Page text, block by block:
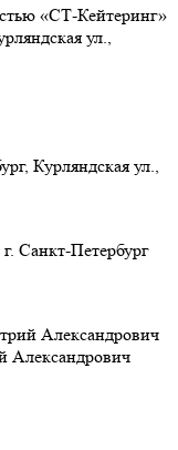
«СТ-Кейтеринг»
ул.,
Курляндская ул.,
Санкт-Петербург
Александрович
Александрович